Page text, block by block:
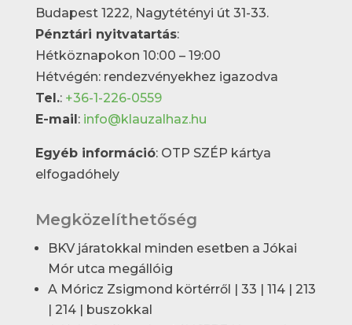
Budapest 1222, Nagytétényi út 31-33.
Pénztári nyitvatartás:
Hétköznapokon 10:00 – 19:00
Hétvégén: rendezvényekhez igazodva
Tel.: +36-1-226-0559
E-mail: info@klauzalhaz.hu
Egyéb információ: OTP SZÉP kártya
elfogadóhely
Megközelíthetőség
BKV járatokkal minden esetben a Jókai
Mór utca megállóig
A Móricz Zsigmond körtérről | 33 | 114 | 213
| 214 | buszokkal